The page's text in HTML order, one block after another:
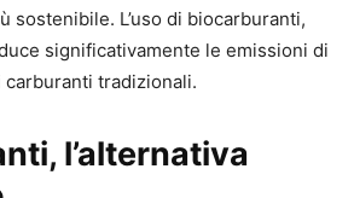
sostenibile. L’uso di biocarburanti,
significativamente le emissioni di
tradizionali.
l’alternativa